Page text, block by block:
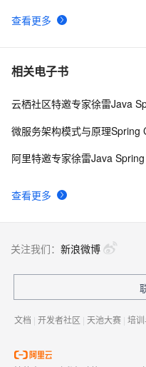
查看更多
相关电子书
查看更多
微服务架构模式与原理Spring
关注我们： 新浪微博
文档 | 开发者社区 | 天池大赛 | 培